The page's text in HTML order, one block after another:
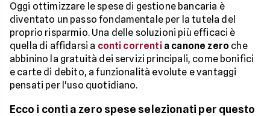
Oggi ottimizzare le spese di gestione bancaria è
diventato un passo fondamentale per la tutela del
proprio risparmio. Una delle soluzioni più efficaci è
quella di affidarsi a conti correnti a canone zero che
abbinino la gratuità dei servizi principali, come bonifici
e carte di debito, a funzionalità evolute e vantaggi
pensati per l'uso quotidiano.
Ecco i conti a zero spese selezionati per questo